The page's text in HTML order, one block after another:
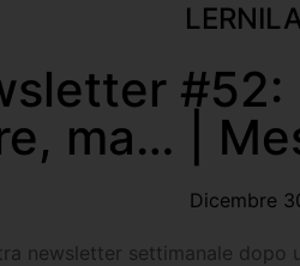
ma… |
Dicembre
newsletter settimanale dopo